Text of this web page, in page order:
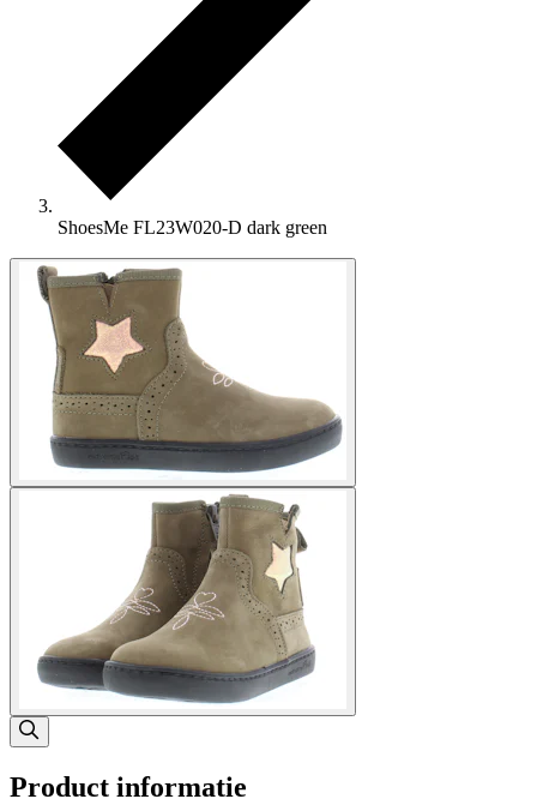
ShoesMe FL23W020-D dark green
Product informatie